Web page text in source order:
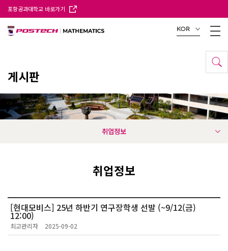
포항공과대학교 바로가기
KOR
게시판
취업정보
취업정보
[현대모비스] 25년 하반기 연구장학생 선발 (~9/12(금)
12:00)
최고관리자 2025-09-02